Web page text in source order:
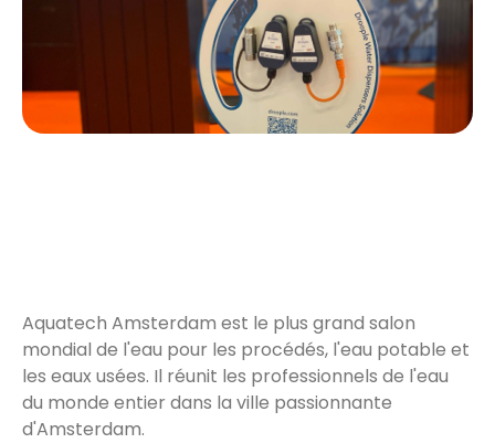
Aquatech Amsterdam est le plus grand salon
mondial de l'eau pour les procédés, l'eau potable et
les eaux usées. Il réunit les professionnels de l'eau
du monde entier dans la ville passionnante
d'Amsterdam.